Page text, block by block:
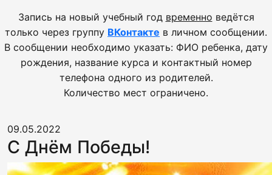
Запись на новый учебный год временно ведётся
только через группу ВКонтакте в личном сообщении.
В сообщении необходимо указать: ФИО ребенка, дату
рождения, название курса и контактный номер
телефона одного из родителей.
Количество мест ограничено.
09.05.2022
С Днём Победы!